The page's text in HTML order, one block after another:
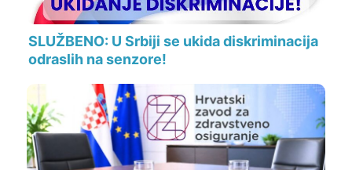
SLUŽBENO: U Srbiji se ukida diskriminacija
odraslih na senzore!